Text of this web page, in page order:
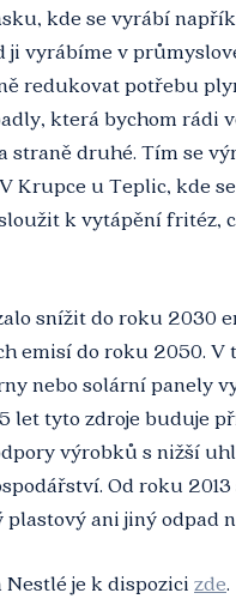
kde se vyrábí
ji vyrábíme v
redukovat potřebu
která bychom rádi
straně druhé. Tím se
Krupce u Teplic, kde
k vytápění fritéz,
snížit do roku 2030
emisí do roku 2050. V
nebo solární panely
let tyto zdroje buduje
výrobků s nižší
Od roku
plastový ani jiný odpad
je k dispozici zde.